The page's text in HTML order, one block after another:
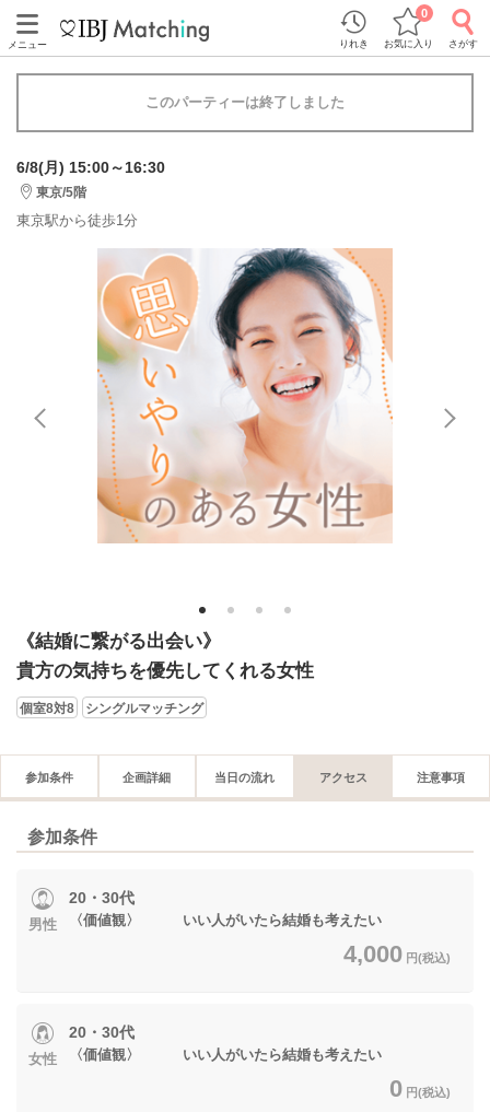
メニュー りれき お気に入り
0
さがす
このパーティーは終了しました
6/8(月) 15:00～16:30
東京/5階
東京駅から徒歩1分
1 2 3 4
《結婚に繋がる出会い》
貴方の気持ちを優先してくれる女性
個室8対8 シングルマッチング
参加条件 企画詳細 当日の流れ アクセス 注意事項
参加条件
男性
20・30代
〈価値観〉 いい人がいたら結婚も考えたい
4,000 円(税込)
女性
20・30代
〈価値観〉 いい人がいたら結婚も考えたい
0 円(税込)